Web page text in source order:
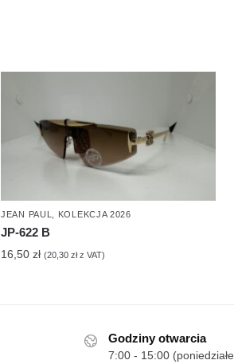
JEAN PAUL, KOLEKCJA 2026
JP-622 B
16,50 zł (20,30 złz VAT)
Godziny otwarcia
7:00 - 15:00